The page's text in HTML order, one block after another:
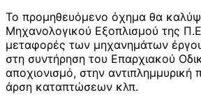
Το προμηθευόμενο όχημα θα
Μηχανολογικού Εξοπλισμού της
μεταφορές των μηχανημάτων
στη συντήρηση του Επαρχιακού
αποχιονισμό, στην αντιπλημμυρική
άρση καταπτώσεων κλπ.